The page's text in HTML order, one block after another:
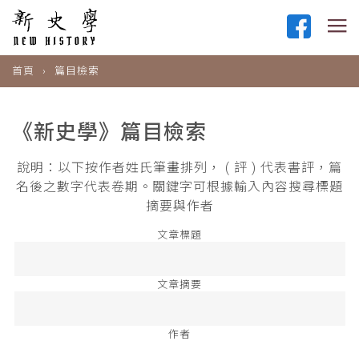
首頁 篇目檢索
《新史學》篇目檢索
說明：以下按作者姓氏筆畫排列， ( 評 ) 代表書評，篇
名後之數字代表卷期。關鍵字可根據輸入內容搜尋標題
摘要與作者
文章標題
文章摘要
作者